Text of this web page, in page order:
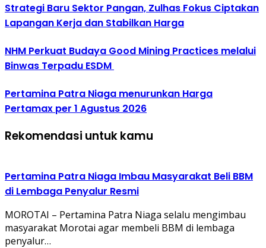
Strategi Baru Sektor Pangan, Zulhas Fokus Ciptakan
Lapangan Kerja dan Stabilkan Harga
NHM Perkuat Budaya Good Mining Practices melalui
Binwas Terpadu ESDM
Pertamina Patra Niaga menurunkan Harga
Pertamax per 1 Agustus 2026
Rekomendasi untuk kamu
Pertamina Patra Niaga Imbau Masyarakat Beli BBM
di Lembaga Penyalur Resmi
MOROTAI – Pertamina Patra Niaga selalu mengimbau
masyarakat Morotai agar membeli BBM di lembaga
penyalur…